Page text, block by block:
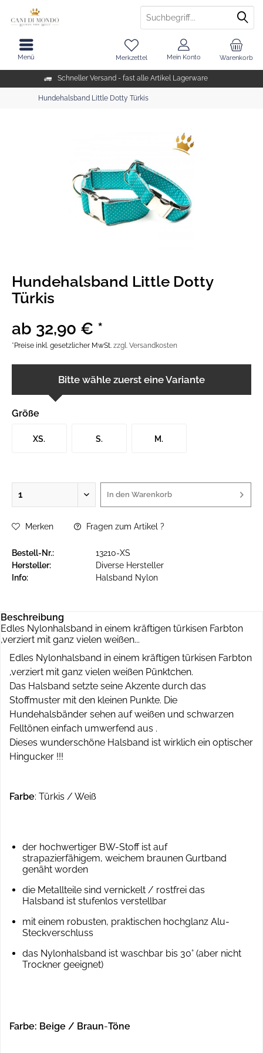
Schneller Versand - fast alle Artikel Lagerware
Warenkorb
Merkzettel Mein Konto
Menü
Hundehalsband Little Dotty Türkis
Hundehalsband Little Dotty
Türkis
ab 32,90 € *
*Preise inkl. gesetzlicher MwSt. zzgl. Versandkosten
Bitte wähle zuerst eine Variante
Größe
XS. S. M.
In den Warenkorb
Merken Fragen zum Artikel ?
Bestell-Nr.:
13210-XS
Hersteller:
Diverse Hersteller
Info:
Halsband Nylon
Beschreibung
Edles Nylonhalsband in einem kräftigen türkisen Farbton
,verziert mit ganz vielen weißen...
Edles Nylonhalsband in einem kräftigen türkisen Farbton
,verziert mit ganz vielen weißen Pünktchen.
Das Halsband setzte seine Akzente durch das
Stoffmuster mit den kleinen Punkte. Die
Hundehalsbänder sehen auf weißen und schwarzen
Felltönen einfach umwerfend aus .
Dieses wunderschöne Halsband ist wirklich ein optischer
Hingucker !!!
Farbe: Türkis / Weiß
der hochwertiger BW-Stoff ist auf
strapazierfähigem, weichem braunen Gurtband
genäht worden
die Metallteile sind vernickelt / rostfrei das
Halsband ist stufenlos verstellbar
mit einem robusten, praktischen hochglanz Alu-
Steckverschluss
das Nylonhalsband ist waschbar bis 30° (aber nicht
Trockner geeignet)
Farbe: Beige / Braun-Töne